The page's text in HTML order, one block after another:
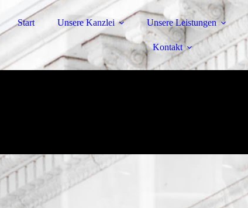
Start Unsere Kanzlei Unsere Leistungen
Kontakt